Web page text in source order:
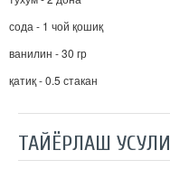
сода - 1 чой қошиқ
ванилин - 30 гр
қатиқ - 0.5 стакан
ТАЙЁРЛАШ УСУЛИ